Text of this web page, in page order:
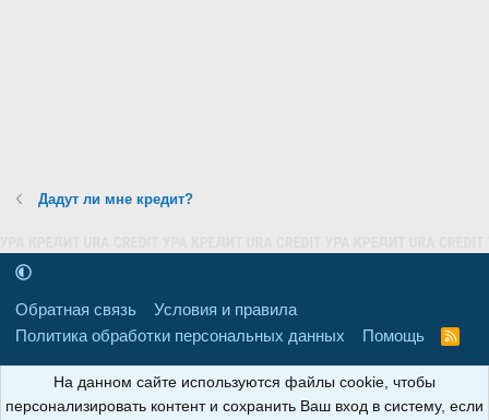
Дадут ли мне кредит?
Обратная связь
Условия и правила
Политика обработки персональных данных
Помощь
R
Свидетельство о регистрации товарного знака № 665857 от
06.08.2018 г. Сайт не является СМИ. Сделано вРунетЛаб – Сайты и
На данном сайте используются файлы cookie, чтобы
персонализировать контент и сохранить Ваш вход в систему, если